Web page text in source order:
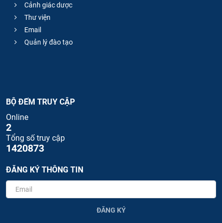
Cảnh giác dược
Thư viện
Email
Quản lý đào tạo
BỘ ĐẾM TRUY CẬP
Online
2
Tổng số truy cập
1420873
ĐĂNG KÝ THÔNG TIN
ĐĂNG KÝ